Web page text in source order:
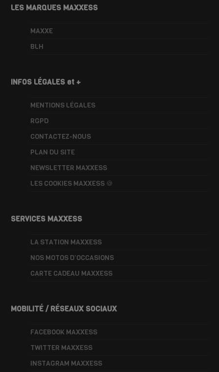
LES MARQUES MAXXESS
MAXXE
BLH
INFOS LÉGALES et +
MENTIONS LÉGALES
RGPD
CONTACTEZ-NOUS
PLAN DU SITE
NEWSLETTER MAXXESS
LES COOKIES MAXXESS 🍪
SERVICES MAXXESS
LA STATION MAXXESS
NOS MOTOS D’OCCASIONS
CARTE CADEAU MAXXESS
MOBILITÉ / RÉSEAUX SOCIAUX
FACEBOOK MAXXESS
TWITTER MAXXESS
INSTAGRAM MAXXESS